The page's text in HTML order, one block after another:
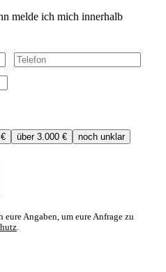
melde ich mich innerhalb
über 3.000 € noch unklar
Angaben, um eure Anfrage zu
.